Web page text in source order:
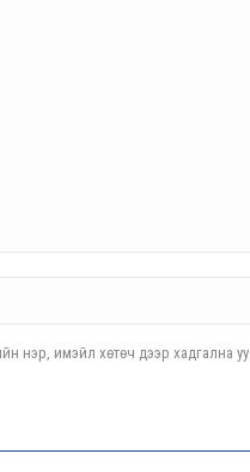
нэр, имэйл хөтөч дээр хадгална уу.